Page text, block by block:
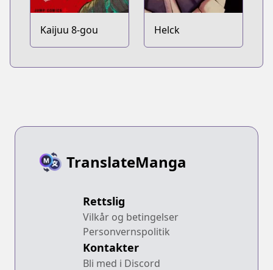
Kaijuu 8-gou Helck
TranslateManga
Rettslig
Vilkår og betingelser
Personvernspolitik
Kontakter
Bli med i Discord